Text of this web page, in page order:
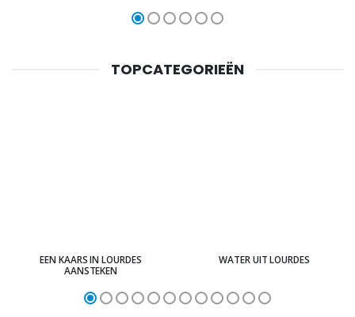
TOPCATEGORIEËN
EEN KAARS IN LOURDES
AANSTEKEN
WATER UIT LOURDES